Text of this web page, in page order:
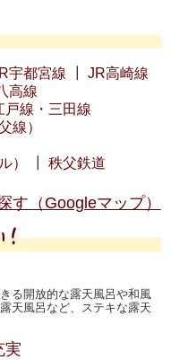
宇都宮線 ┃JR高崎線
高線
戸線・三田線
線）
）
┃秩父鉄道
す（Googleマップ）
る開放的な露天風呂や和風
天風呂など、ステキな露天
実